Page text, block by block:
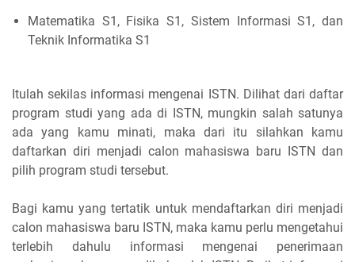
Matematika S1, Fisika S1, Sistem Informasi S1, dan
Teknik Informatika S1
Itulah sekilas informasi mengenai ISTN. Dilihat dari daftar
program studi yang ada di ISTN, mungkin salah satunya
ada yang kamu minati, maka dari itu silahkan kamu
daftarkan diri menjadi calon mahasiswa baru ISTN dan
pilih program studi tersebut.
Bagi kamu yang tertatik untuk mendaftarkan diri menjadi
calon mahasiswa baru ISTN, maka kamu perlu mengetahui
terlebih dahulu informasi mengenai penerimaan